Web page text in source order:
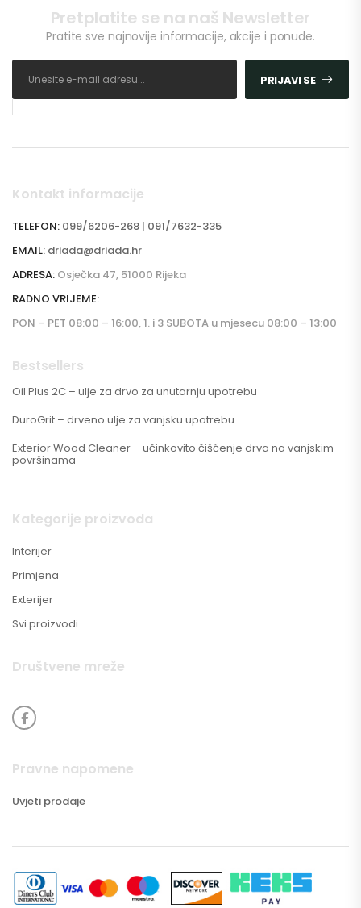
Pretplatite se na naš Newsletter
Pratite sve najnovije informacije, akcije i ponude.
PRIJAVI SE
Kontakt informacije
TELEFON: 099/6206-268 | 091/7632-335
EMAIL: driada@driada.hr
ADRESA: Osječka 47, 51000 Rijeka
RADNO VRIJEME:
PON – PET 08:00 – 16:00, 1. i 3 SUBOTA u mjesecu 08:00 – 13:00
Bestsellers
Oil Plus 2C – ulje za drvo za unutarnju upotrebu
DuroGrit – drveno ulje za vanjsku upotrebu
Exterior Wood Cleaner – učinkovito čišćenje drva na vanjskim
površinama
Kategorije proizvoda
Interijer
Primjena
Exterijer
Svi proizvodi
Društvene mreže
Pravne napomene
Uvjeti prodaje